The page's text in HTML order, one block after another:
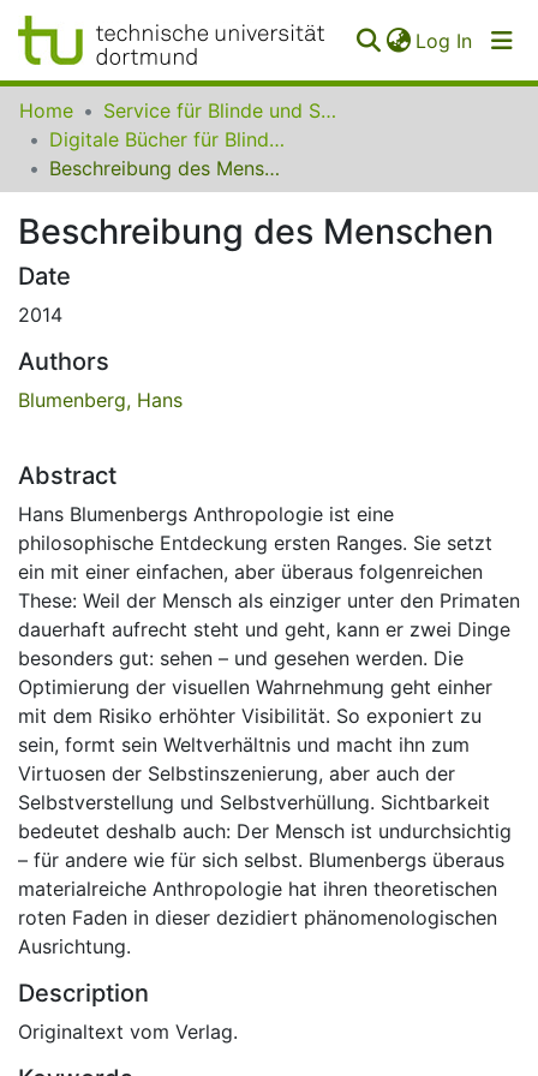
Log In
Communities
Collections
FAQ
Home
Service für Blinde und Sehbehinderte der UB Dortmund
Digitale Bücher für Blinde und Sehbehinderte
Beschreibung des Menschen
Beschreibung des Menschen
Date
2014
Authors
Blumenberg, Hans
Abstract
Hans Blumenbergs Anthropologie ist eine
philosophische Entdeckung ersten Ranges. Sie setzt
ein mit einer einfachen, aber überaus folgenreichen
These: Weil der Mensch als einziger unter den Primaten
dauerhaft aufrecht steht und geht, kann er zwei Dinge
besonders gut: sehen – und gesehen werden. Die
Optimierung der visuellen Wahrnehmung geht einher
mit dem Risiko erhöhter Visibilität. So exponiert zu
sein, formt sein Weltverhältnis und macht ihn zum
Virtuosen der Selbstinszenierung, aber auch der
Selbstverstellung und Selbstverhüllung. Sichtbarkeit
bedeutet deshalb auch: Der Mensch ist undurchsichtig
– für andere wie für sich selbst. Blumenbergs überaus
materialreiche Anthropologie hat ihren theoretischen
roten Faden in dieser dezidiert phänomenologischen
Ausrichtung.
Description
Originaltext vom Verlag.